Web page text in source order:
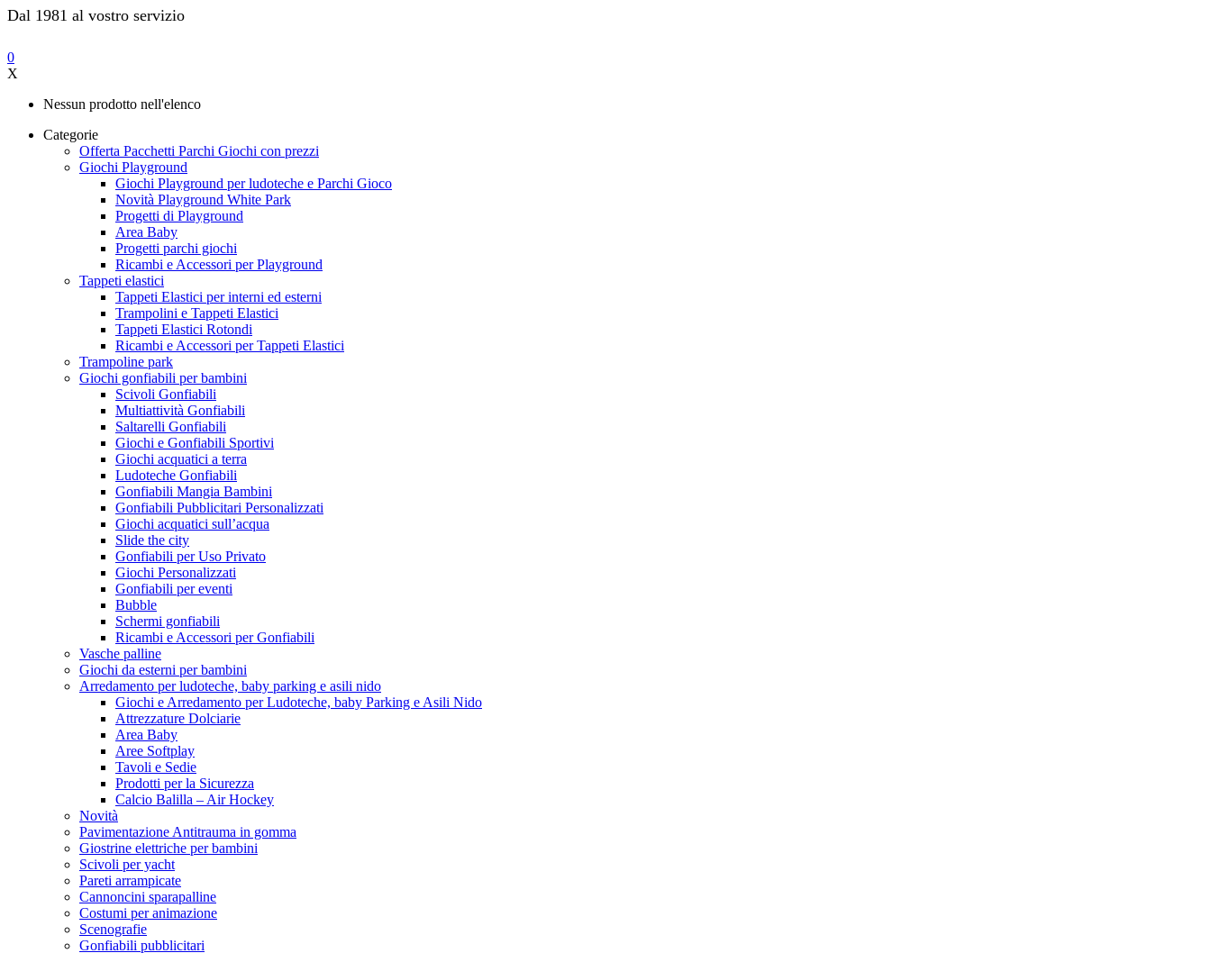
Dal 1981 al vostro servizio
0
X
Nessun prodotto nell'elenco
Categorie
Offerta Pacchetti Parchi Giochi con prezzi
Giochi Playground
Giochi Playground per ludoteche e Parchi Gioco
Novità Playground White Park
Progetti di Playground
Area Baby
Progetti parchi giochi
Ricambi e Accessori per Playground
Tappeti elastici
Tappeti Elastici per interni ed esterni
Trampolini e Tappeti Elastici
Tappeti Elastici Rotondi
Ricambi e Accessori per Tappeti Elastici
Trampoline park
Giochi gonfiabili per bambini
Scivoli Gonfiabili
Multiattività Gonfiabili
Saltarelli Gonfiabili
Giochi e Gonfiabili Sportivi
Giochi acquatici a terra
Ludoteche Gonfiabili
Gonfiabili Mangia Bambini
Gonfiabili Pubblicitari Personalizzati
Giochi acquatici sull’acqua
Slide the city
Gonfiabili per Uso Privato
Giochi Personalizzati
Gonfiabili per eventi
Bubble
Schermi gonfiabili
Ricambi e Accessori per Gonfiabili
Vasche palline
Giochi da esterni per bambini
Arredamento per ludoteche, baby parking e asili nido
Giochi e Arredamento per Ludoteche, baby Parking e Asili Nido
Attrezzature Dolciarie
Area Baby
Aree Softplay
Tavoli e Sedie
Prodotti per la Sicurezza
Calcio Balilla – Air Hockey
Novità
Pavimentazione Antitrauma in gomma
Giostrine elettriche per bambini
Scivoli per yacht
Pareti arrampicate
Cannoncini sparapalline
Costumi per animazione
Scenografie
Gonfiabili pubblicitari